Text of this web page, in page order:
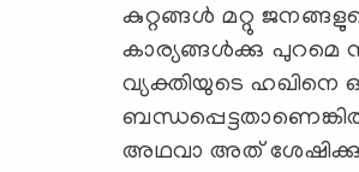
കുറ്റങ്ങള്‍ മറ്റു
കാര്യങ്ങള്‍ക്കു പുറമെ
വ്യക്തിയുടെ ഹഖിനെ
അഥവാ അത്